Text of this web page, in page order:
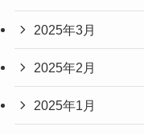
2025年3月
2025年2月
2025年1月